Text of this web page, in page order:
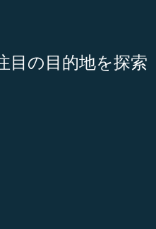
目の目的地を探索